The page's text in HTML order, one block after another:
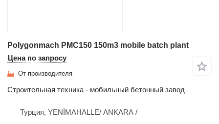
Polygonmach PMC150 150m3 mobile batch plant
Цена по запросу
От производителя
Строительная техника - мобильный бетонный завод
Турция, YENİMAHALLE/ ANKARA /